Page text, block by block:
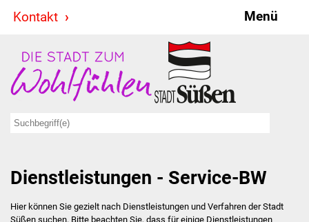
Kontakt Menü
Stadt & Politik
Bürgermeister
Ausschüsse
Ratsinformationssystem
Dienstleistungen - Service-BW
Hier können Sie gezielt nach Dienstleistungen und Verfahren der Stadt
Süßen suchen. Bitte beachten Sie, dass für einige Dienstleistungen